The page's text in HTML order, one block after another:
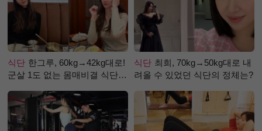
식단 한그루, 60kg→42kg대로!
군살 1도 없는 몸매비결 식단
식단 최희, 70kg→50kg대로 내
려올 수 있었던 식단의 정체는?